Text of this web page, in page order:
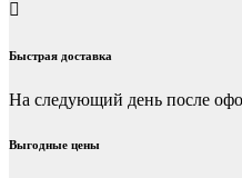
Быстрая доставка
На следующий день после
Выгодные цены